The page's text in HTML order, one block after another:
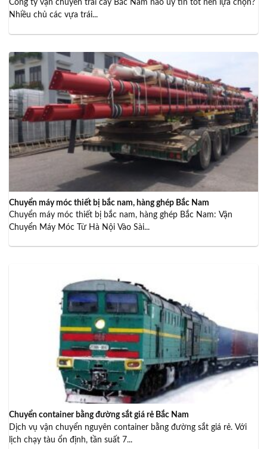
Công ty vận chuyển trái cây Bắc Nam nào uy tín tốt nên lựa chọn?
Nhiều chủ các vựa trái...
Chuyển máy móc thiết bị bắc nam, hàng ghép Bắc Nam
Chuyển máy móc thiết bị bắc nam, hàng ghép Bắc Nam: Vận
Chuyển Máy Móc Từ Hà Nội Vào Sài...
Chuyển container bằng đường sắt giá rẻ Bắc Nam
Dịch vụ vận chuyển nguyên container bằng đường sắt giá rẻ. Với
lịch chạy tàu ổn định, tần suất 7...